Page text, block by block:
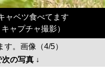
ャベツ食べてます
ャプチャ撮影）
す。画像（4/5）
の写真 ↓